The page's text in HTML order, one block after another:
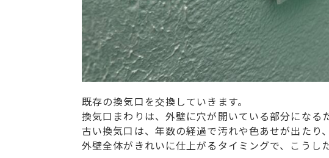
既存の換気口を交換していきます。
換気口まわりは、外壁に穴が開いている部分になる
古い換気口は、年数の経過で汚れや色あせが出たり
外壁全体がきれいに仕上がるタイミングで、こうし